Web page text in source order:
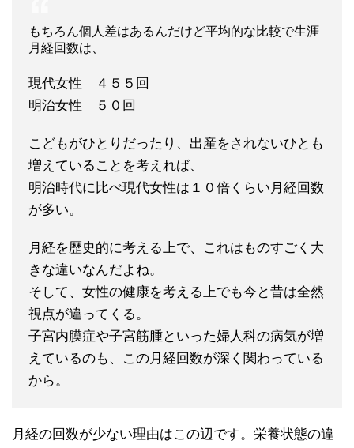
もちろん個人差はあるんだけど平均的な比較で生涯
月経回数は、
現代女性 ４５５回
明治女性 ５０回
こどもがひとりだったり、出産をされないひとも
増えていることを考えれば、
明治時代に比べ現代女性は１０倍くらい月経回数
が多い。
月経を歴史的に考える上で、これはものすごく大
きな違いなんだよね。
そして、女性の健康を考える上でも今と昔は全然
視点が違ってくる。
子宮内膜症や子宮筋腫といった婦人科の病気が増
えているのも、この月経回数が深く関わっている
から。
月経の回数が少ない理由はこの辺です。栄養状態の違